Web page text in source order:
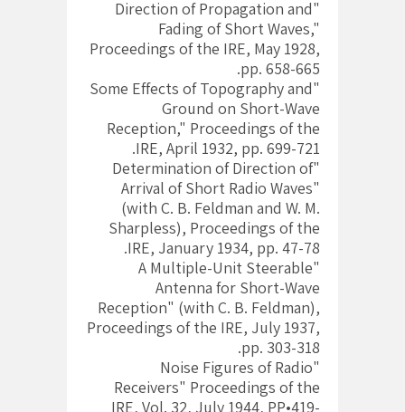
"Direction of Propagation and
Fading of Short Waves,"
Proceedings of the IRE, May 1928,
pp. 658-665.
"Some Effects of Topography and
Ground on Short-Wave
Reception," Proceedings of the
IRE, April 1932, pp. 699-721.
"Determination of Direction of
Arrival of Short Radio Waves"
(with C. B. Feldman and W. M.
Sharpless), Proceedings of the
IRE, January 1934, pp. 47-78.
"A Multiple-Unit Steerable
Antenna for Short-Wave
Reception" (with C. B. Feldman),
Proceedings of the IRE, July 1937,
pp. 303-318.
"Noise Figures of Radio
Receivers" Proceedings of the
IRE, Vol. 32, July 1944, PP•419-